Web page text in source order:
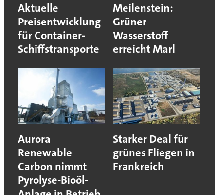
Aktuelle
Preisentwicklung
für Container-
Schiffstransporte
Meilenstein:
Grüner
Wasserstoff
erreicht Marl
Aurora
Renewable
Carbon nimmt
Pyrolyse-Bioöl-
Starker Deal für
grünes Fliegen in
Frankreich